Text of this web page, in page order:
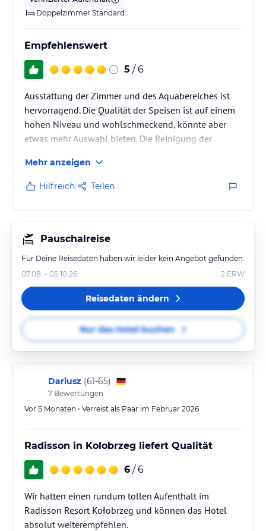
Doppelzimmer Standard
Empfehlenswert
5 / 6
Ausstattung der Zimmer und des Aquabereiches ist
hervorragend. Die Qualität der Speisen ist auf einem
hohen Niveau und wohlschmeckend, könnte aber
etwas mehr Auswahl bieten. Die Reinigung der
Zum Strand sind es nur ein paar Minuten zu Fuß und
der lädt zu ausgiebigen Spaziergängen ein.
Kostenlose Parkplätze sind in der Nähe verfügbar.
Mehr anzeigen
Hilfreich Teilen
Pauschalreise
Für Deine Reisedaten haben wir leider kein Angebot gefunden.
07.08. - 05.10.26
2 ERW
Reisedaten ändern
Nur das Hotel buchen
Dariusz (61-65)
7 Bewertungen
Vor 5 Monaten • Verreist als Paar im Februar 2026
Radisson in Kolobrzeg liefert Qualität
6 / 6
Wir hatten einen rundum tollen Aufenthalt im
Radisson Resort Kołobrzeg und können das Hotel
absolut weiterempfehlen.